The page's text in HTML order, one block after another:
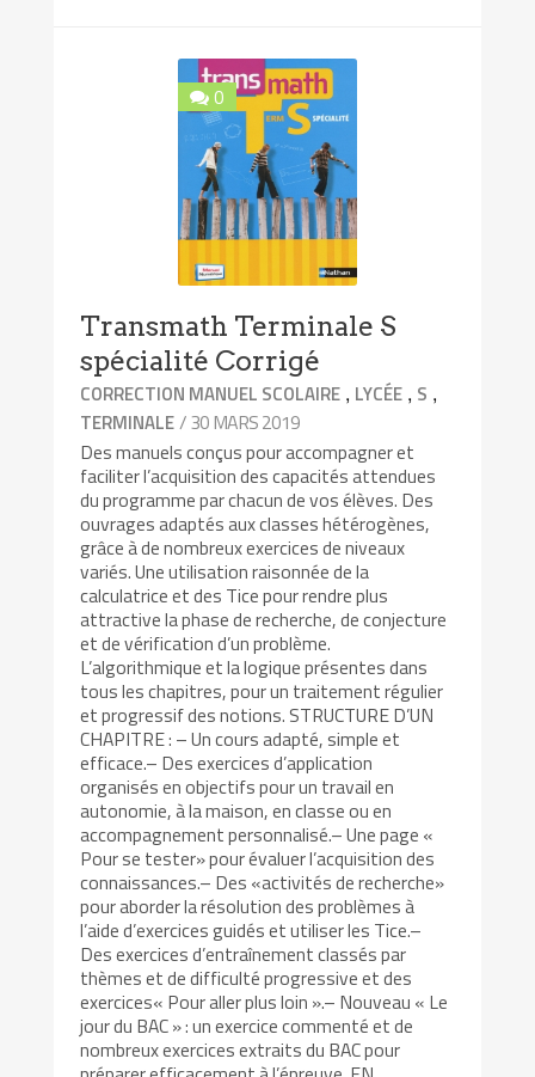
0
Transmath Terminale S
spécialité Corrigé
CORRECTION MANUEL SCOLAIRE , LYCÉE , S ,
TERMINALE/ 30 MARS 2019
Des manuels conçus pour accompagner et
faciliter l’acquisition des capacités attendues
du programme par chacun de vos élèves. Des
ouvrages adaptés aux classes hétérogènes,
grâce à de nombreux exercices de niveaux
variés. Une utilisation raisonnée de la
calculatrice et des Tice pour rendre plus
attractive la phase de recherche, de conjecture
et de vérification d’un problème.
L’algorithmique et la logique présentes dans
tous les chapitres, pour un traitement régulier
et progressif des notions. STRUCTURE D’UN
CHAPITRE : – Un cours adapté, simple et
efficace.– Des exercices d’application
organisés en objectifs pour un travail en
autonomie, à la maison, en classe ou en
accompagnement personnalisé.– Une page «
Pour se tester» pour évaluer l’acquisition des
connaissances.– Des «activités de recherche»
pour aborder la résolution des problèmes à
l’aide d’exercices guidés et utiliser les Tice.–
Des exercices d’entraînement classés par
thèmes et de difficulté progressive et des
exercices« Pour aller plus loin ».– Nouveau « Le
jour du BAC » : un exercice commenté et de
nombreux exercices extraits du BAC pour